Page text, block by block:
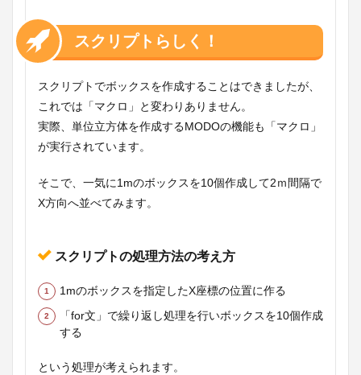
スクリプトらしく！
スクリプトでボックスを作成することはできましたが、
これでは「マクロ」と変わりありません。
実際、単位立方体を作成するMODOの機能も「マクロ」
が実行されています。
そこで、一気に1mのボックスを10個作成して2ｍ間隔で
X方向へ並べてみます。
スクリプトの処理方法の考え方
1mのボックスを指定したX座標の位置に作る
「for文」で繰り返し処理を行いボックスを10個作成
する
という処理が考えられます。